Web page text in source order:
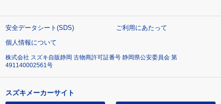
安全データシート(SDS)
ご利用にあたって
個人情報について
株式会社 スズキ自販静岡 古物商許可証番号 静岡県公安委員会 第
491140002561号
スズキメーカーサイト